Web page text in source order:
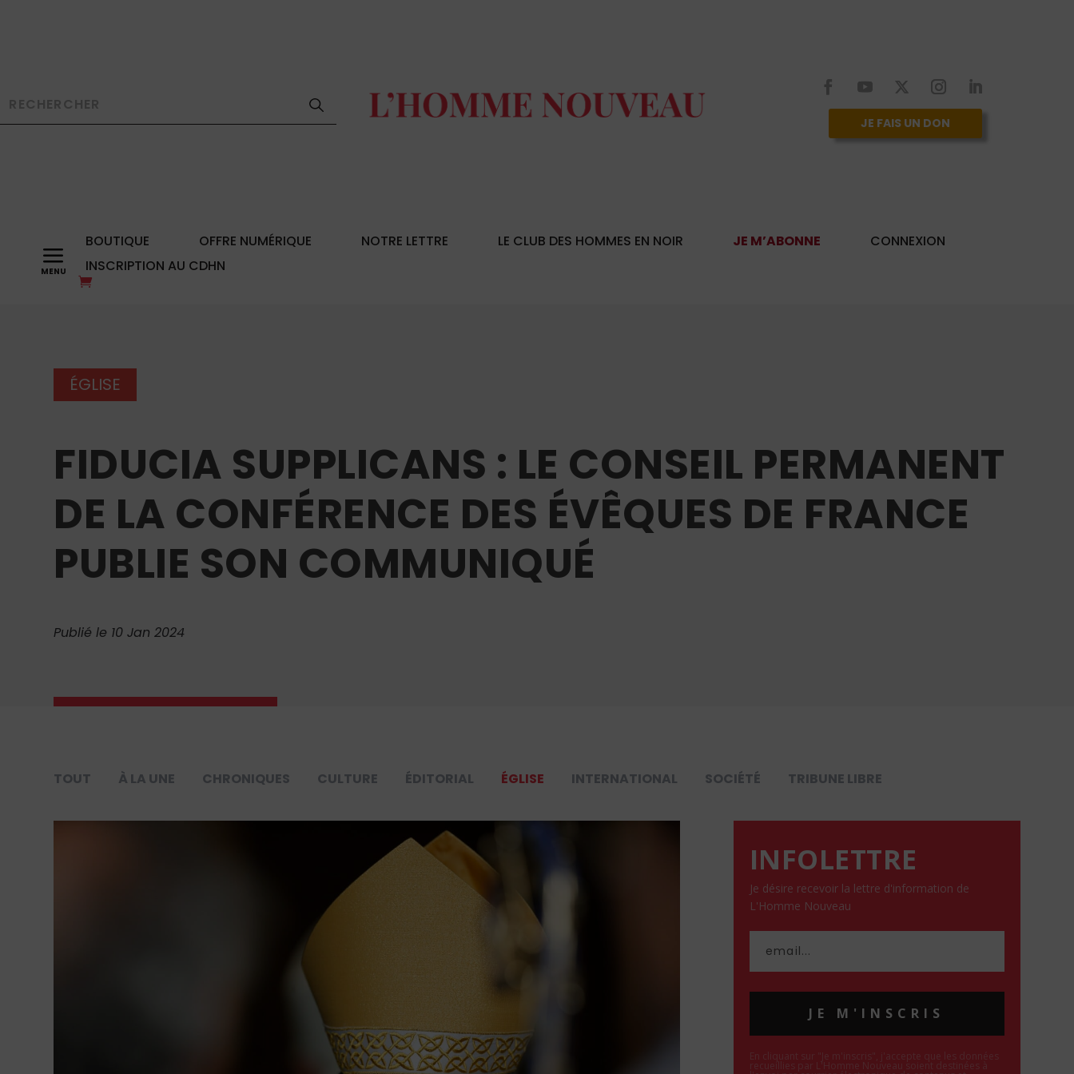
JE FAIS UN DON
a BOUTIQUE OFFRE NUMÉRIQUE NOTRE LETTRE LE CLUB DES HOMMES EN NOIR JE M’ABONNE
CONNEXION
INSCRIPTION AU CDHN
ÉGLISE
FIDUCIA SUPPLICANS : LE CONSEIL PERMANENT
DE LA CONFÉRENCE DES ÉVÊQUES DE FRANCE
PUBLIE SON COMMUNIQUÉ
Publié le 10 Jan 2024
TOUT À LA UNE CHRONIQUES CULTURE ÉDITORIAL ÉGLISE INTERNATIONAL SOCIÉTÉ TRIBUNE LIBRE
INFOLETTRE
Je désire recevoir la lettre d'information de
L'Homme Nouveau
JE M'INSCRIS
En cliquant sur "Je m'inscris", j'accepte que les données
recueillies par L'Homme Nouveau soient destinées à